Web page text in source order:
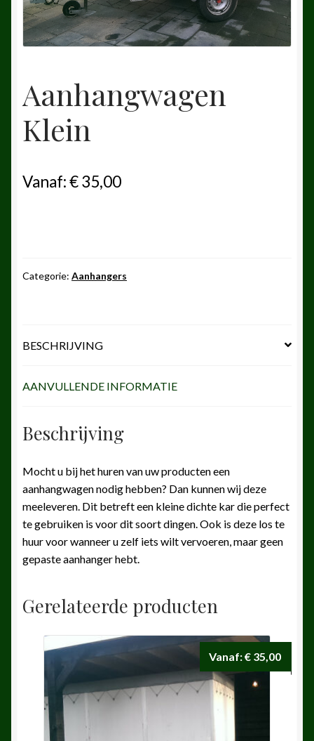
Aanhangwagen
Klein
Vanaf:€35,00
Categorie: Aanhangers
BESCHRIJVING
AANVULLENDE INFORMATIE
Beschrijving
Mocht u bij het huren van uw producten een
aanhangwagen nodig hebben? Dan kunnen wij deze
meeleveren. Dit betreft een kleine dichte kar die perfect
te gebruiken is voor dit soort dingen. Ook is deze los te
huur voor wanneer u zelf iets wilt vervoeren, maar geen
gepaste aanhanger hebt.
Gerelateerde producten
Vanaf:€ 35,00